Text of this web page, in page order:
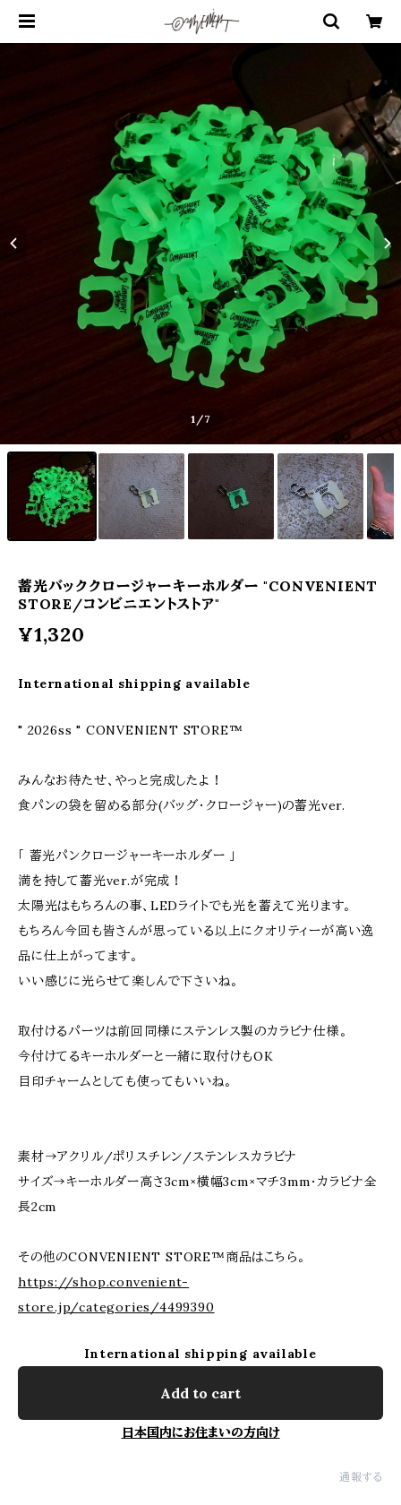
1 /7
蓄光バッククロージャーキーホルダー "CONVENIENT
STORE/コンビニエントストア"
¥1,320
International shipping available
" 2026ss " CONVENIENT STORE™
みんなお待たせ、やっと完成したよ！
食パンの袋を留める部分(バッグ・クロージャー)の蓄光ver.
「 蓄光パンクロージャーキーホルダー 」
満を持して蓄光ver.が完成！
太陽光はもちろんの事、LEDライトでも光を蓄えて光ります。
もちろん今回も皆さんが思っている以上にクオリティーが高い逸
品に仕上がってます。
いい感じに光らせて楽しんで下さいね。
取付けるパーツは前回同様にステンレス製のカラビナ仕様。
今付けてるキーホルダーと一緒に取付けもOK
目印チャームとしても使ってもいいね。
素材→アクリル/ポリスチレン/ステンレスカラビナ
サイズ→キーホルダー高さ3cm×横幅3cm×マチ3mm・カラビナ全
長2cm
その他のCONVENIENT STORE™商品はこちら。
https://shop.convenient-
store.jp/categories/4499390
International shipping available
Add to cart
日本国内にお住まいの方向け
通報する